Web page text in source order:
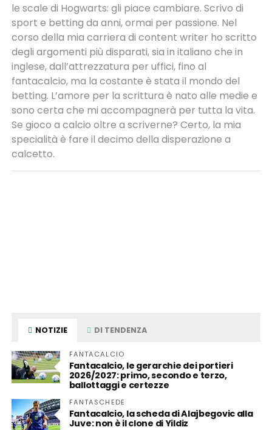
le scale di Hogwarts: gli piace cambiare. Scrivo di
sport e betting da anni, ormai per passione. Nel
corso della mia carriera di content writer ho scritto
degli argomenti più disparati, sia in italiano che in
inglese, dall’attrezzatura per uffici, fino al
fantacalcio, ma la costante è stata il mondo del
betting. L’amore per la scrittura è nato alle medie e
sono certa che mi accompagnerà per tutta la vita.
Se gioco a calcio oltre a scriverne? Certo, la mia
specialità è fare il decimo della disperazione a
calcetto.
NOTIZIE DI TENDENZA
FANTACALCIO
Fantacalcio, le gerarchie dei portieri
2026/2027: primo, secondo e terzo,
ballottaggi e certezze
FANTASCHEDE
Fantacalcio, la scheda di Alajbegovic alla
Juve: non è il clone di Yildiz